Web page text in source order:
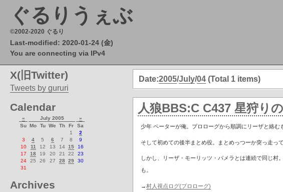
ぐるりうぇぶ
©2002-2020 ぐるり
Last-modified: 2020-01-24 (金)
You are connecting via IPv4
Date:2005/July/04 (Total 1 items)
人狼BBS:C C437 星狩り
少年 ペーターが俺。プロローグから順調にリーザと絡
そして初めての後半まとめ役。まとめっつーか突っ走っ
しかし、リーザ・モーリッツ・パメラとは連続で同じ
も。
→村人視点ログ(プロローグ)
X(旧Twitter)
Tweets by gururi
Calendar
« July 2005
»
Su Mo Tu We Th Fr
Sa
1
2
3
4 5 6 7 8
9
10
11 12 13 14 15
16
17
18 19 20 21 22
23
24
25 26 27 28 29
30
31
Archives